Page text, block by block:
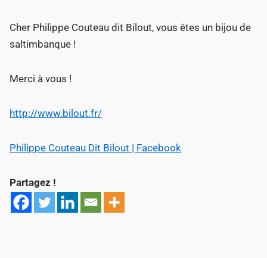
Cher Philippe Couteau dit Bilout, vous êtes un bijou de
saltimbanque !
Merci à vous !
http://www.bilout.fr/
Philippe Couteau Dit Bilout | Facebook
Partagez !